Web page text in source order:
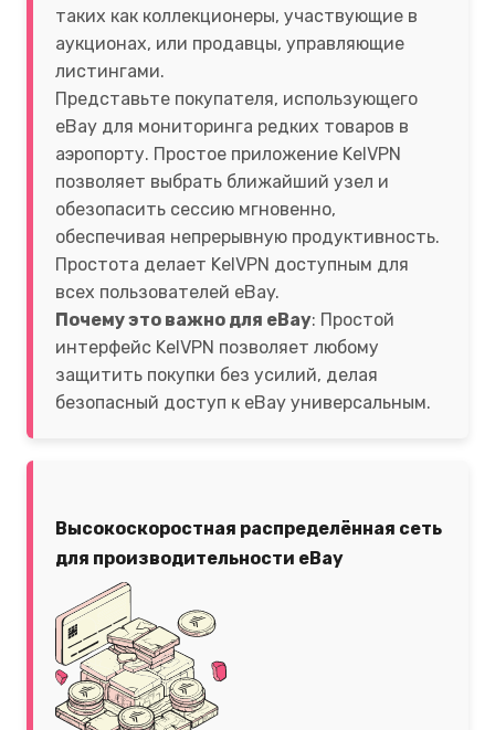
таких как коллекционеры, участвующие в
аукционах, или продавцы, управляющие
листингами.
Представьте покупателя, использующего
eBay для мониторинга редких товаров в
аэропорту. Простое приложение KelVPN
позволяет выбрать ближайший узел и
обезопасить сессию мгновенно,
обеспечивая непрерывную продуктивность.
Простота делает KelVPN доступным для
всех пользователей eBay.
Почему это важно для eBay: Простой
интерфейс KelVPN позволяет любому
защитить покупки без усилий, делая
безопасный доступ к eBay универсальным.
Высокоскоростная распределённая сеть
для производительности eBay